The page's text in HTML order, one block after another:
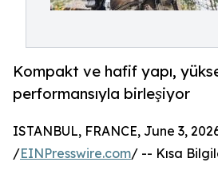
Kompakt ve hafif yapı,
performansıyla birleşiyor
ISTANBUL, FRANCE, June 3,
/EINPresswire.com/ -- Kısa